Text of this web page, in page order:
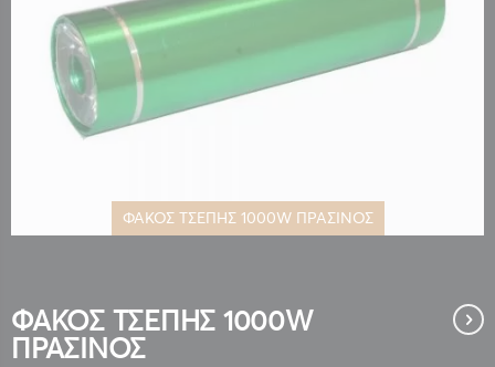
ΦΑΚΟΣ ΤΣΕΠΗΣ 1000W ΠΡΑΣΙΝΟΣ
της
συλλογής
εικόνων
ΦΑΚΟΣ ΤΣΕΠΗΣ 1000W
ΠΡΑΣΙΝΟΣ